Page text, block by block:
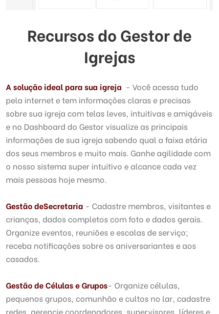
Recursos do Gestor de
Igrejas
A solução ideal para sua igreja - Você acessa tudo
pela internet e tem informações claras e precisas
sobre sua igreja com telas leves, intuitivas e amigáveis
e no Dashboard do Gestor visualize as principais
informações de sua igreja sabendo qual a faixa etária
dos seus membros e muito mais. Ganhe agilidade com
o nosso sistema super intuitivo e alcance cada vez
mais pessoas hoje mesmo.
Gestão deSecretaria - Cadastre membros, visitantes e
crianças, dados completos com foto e dados gerais.
Organize eventos, reuniões e escalas de serviço;
receba notificações sobre os aniversariantes e aos
casados.
Gestão de Células e Grupos- Organize células,
pequenos grupos, comunhão e cultos no lar, cadastre
redes, gerencie coordenadores, supervisores, líderes e